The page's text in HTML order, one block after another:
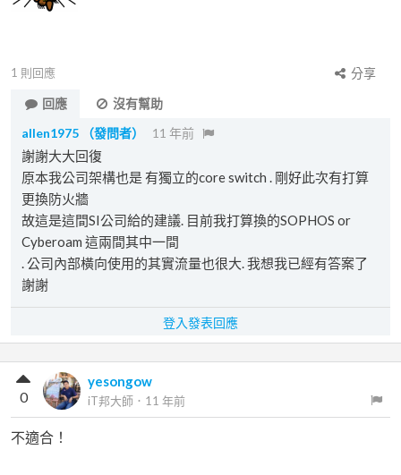
1 則回應
分享
回應
沒有幫助
allen1975
（發問者） 11 年前
謝謝大大回復
原本我公司架構也是 有獨立的core switch . 剛好此次有打算
更換防火牆
故這是這間SI公司給的建議. 目前我打算換的SOPHOS or
Cyberoam 這兩間其中一間
. 公司內部橫向使用的其實流量也很大. 我想我已經有答案了
謝謝
登入發表回應
yesongow
iT邦大師 ． 11 年前
0
不適合！